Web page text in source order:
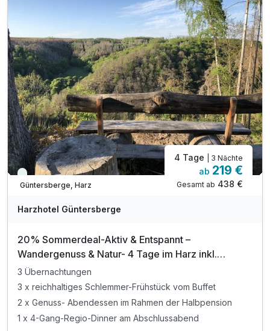
inkl. HATIX Ticket - freie Nutzung ÖPNV im Harz
inkl. Fahrt mit der historischen Selketalbahn*
inkl. Entspannung in unserer Relax-und Sauna Oase
inkl. Romantischer Kinoabend im Hotel
inkl. Parkplatz am Hotel
Viele Termine frei
Güntersberge, Harz
4 Tage | 3 Nächte
ab 219 €
Gesamt ab 438 €
Harzhotel Güntersberge
20% Sommerdeal-Aktiv & Entspannt –
Wandergenuss & Natur- 4 Tage im Harz inkl.
Halbpension
3 Übernachtungen
3 x reichhaltiges Schlemmer-Frühstück vom Buffet
2 x Genuss- Abendessen im Rahmen der Halbpension
1 x 4-Gang-Regio-Dinner am Abschlussabend